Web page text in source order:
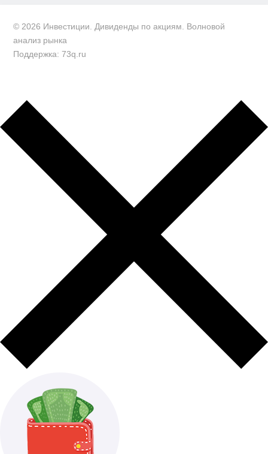
© 2026 Инвестиции. Дивиденды по акциям. Волновой
анализ рынка
Поддержка: 73q.ru